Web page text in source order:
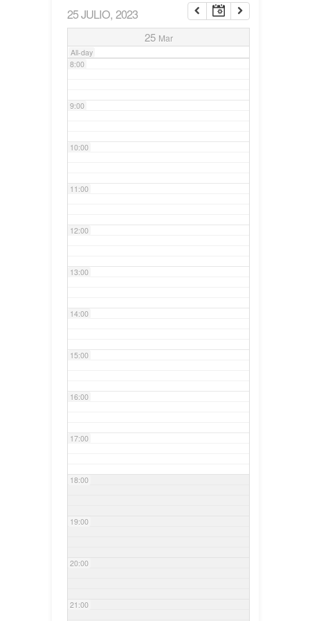
25 JULIO, 2023
25 Mar
All-day
7:00
8:00
9:00
10:00
11:00
12:00
13:00
14:00
15:00
16:00
17:00
18:00
19:00
20:00
21:00